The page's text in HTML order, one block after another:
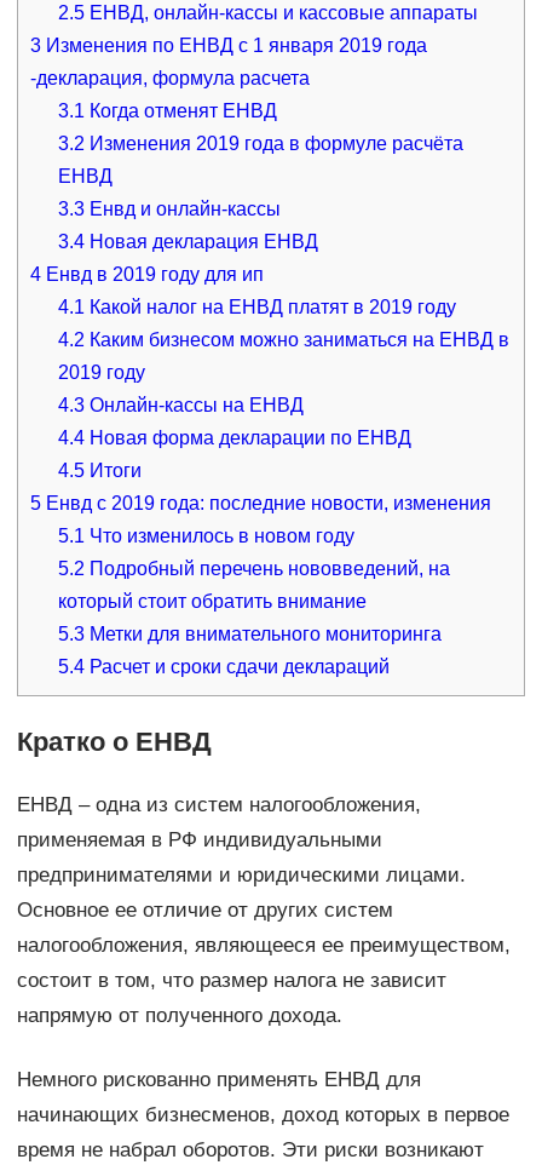
2.5 ЕНВД, онлайн-кассы и кассовые аппараты
3Изменения по ЕНВД с 1 января 2019 года
-декларация, формула расчета
3.1 Когда отменят ЕНВД
3.2 Изменения 2019 года в формуле расчёта
ЕНВД
3.3 Енвд и онлайн-кассы
3.4 Новая декларация ЕНВД
4Енвд в 2019 году для ип
4.1 Какой налог на ЕНВД платят в 2019 году
4.2 Каким бизнесом можно заниматься на ЕНВД в
2019 году
4.3 Онлайн-кассы на ЕНВД
4.4 Новая форма декларации по ЕНВД
4.5 Итоги
5Енвд с 2019 года: последние новости, изменения
5.1 Что изменилось в новом году
5.2 Подробный перечень нововведений, на
который стоит обратить внимание
5.3 Метки для внимательного мониторинга
5.4 Расчет и сроки сдачи деклараций
Кратко о ЕНВД
ЕНВД – одна из систем налогообложения,
применяемая в РФ индивидуальными
предпринимателями и юридическими лицами.
Основное ее отличие от других систем
налогообложения, являющееся ее преимуществом,
состоит в том, что размер налога не зависит
напрямую от полученного дохода.
Немного рискованно применять ЕНВД для
начинающих бизнесменов, доход которых в первое
время не набрал оборотов. Эти риски возникают